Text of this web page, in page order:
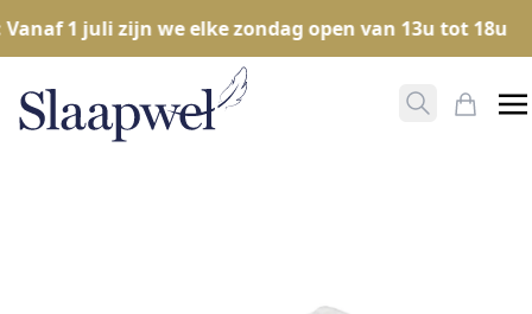
1 juli zijn we elke zondag open van 13u tot 18u
ZoekenMijn